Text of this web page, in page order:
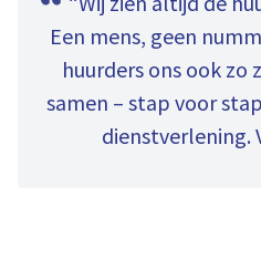
Een mens, geen
huurders ons ook zo
samen – stap voor
dienstverlening.